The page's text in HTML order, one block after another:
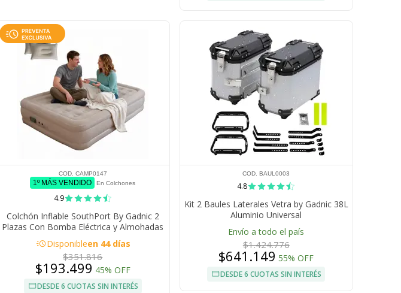
COD. CAMP0147
1º MÁS VENDIDO En Colchones
4.9
Colchón Inflable SouthPort By Gadnic 2
Plazas Con Bomba Eléctrica y Almohadas
Camping
acuteDisponibleen 44 días
$351.816
$193.499 45% OFF
DESDE 6 CUOTAS SIN INTERÉS
COD. BAUL0003
4.8
Kit 2 Baules Laterales Vetra by Gadnic 38L
Aluminio Universal
Envío a todo el país
$1.424.776
$641.149 55% OFF
DESDE 6 CUOTAS SIN INTERÉS